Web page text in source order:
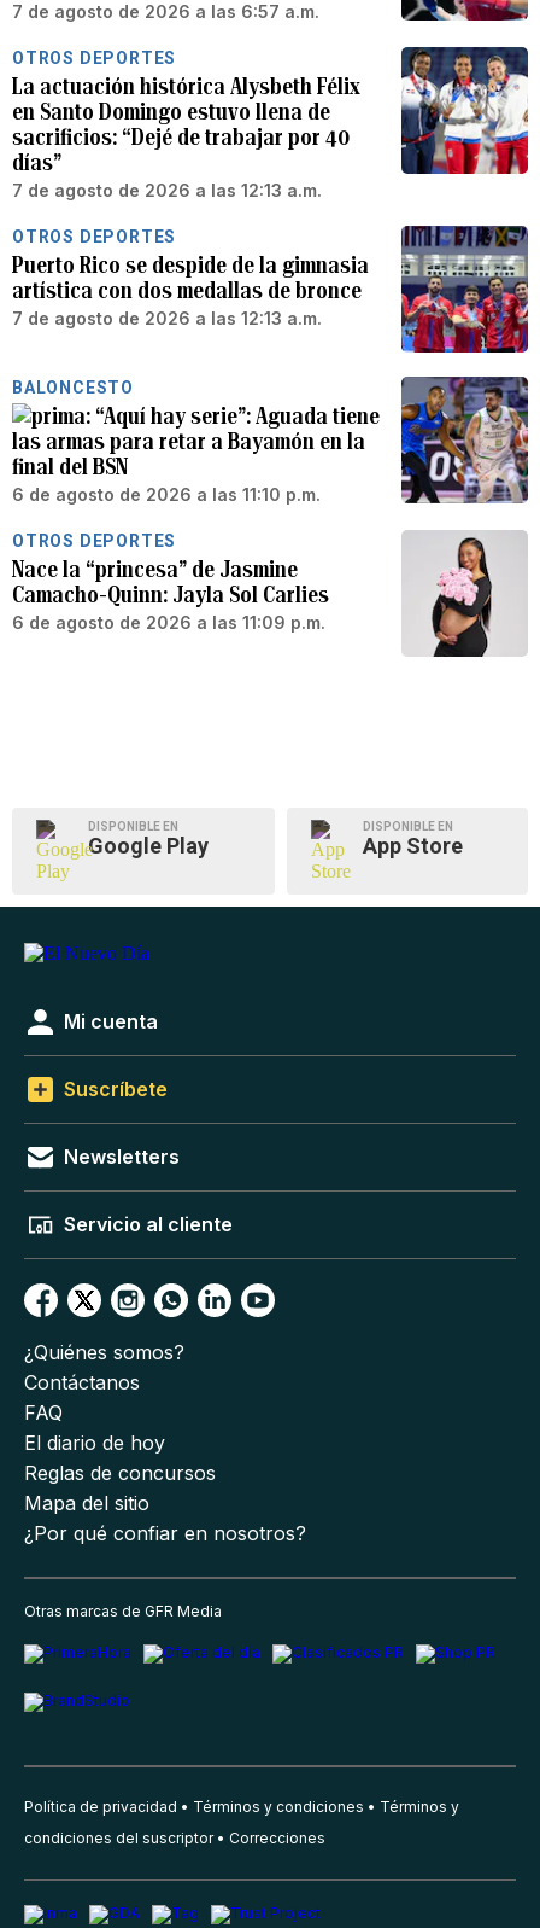
7 de agosto de 2026 a las 6:57 a.m.
OTROS DEPORTES
La actuación histórica Alysbeth Félix
en Santo Domingo estuvo llena de
sacrificios: “Dejé de trabajar por 40
días”
7 de agosto de 2026 a las 12:13 a.m.
OTROS DEPORTES
Puerto Rico se despide de la gimnasia
artística con dos medallas de bronce
7 de agosto de 2026 a las 12:13 a.m.
BALONCESTO
“Aquí hay serie”: Aguada tiene
las armas para retar a Bayamón en la
final del BSN
6 de agosto de 2026 a las 11:10 p.m.
OTROS DEPORTES
Nace la “princesa” de Jasmine
Camacho-Quinn: Jayla Sol Carlies
6 de agosto de 2026 a las 11:09 p.m.
DISPONIBLE EN
Google Play
DISPONIBLE EN
App Store
Mi cuenta
Suscríbete
Newsletters
Servicio al cliente
¿Quiénes somos?
Contáctanos
FAQ
El diario de hoy
Reglas de concursos
Mapa del sitio
¿Por qué confiar en nosotros?
Otras marcas de GFR Media
Política de privacidad Términos y condiciones
Términos y
condiciones del suscriptor
Correcciones